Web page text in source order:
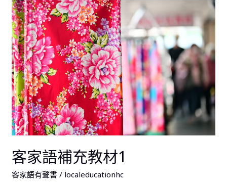
客家語補充教材1
客家語有聲書 / localeducationhc
客
家
語
補
充
教
材
1